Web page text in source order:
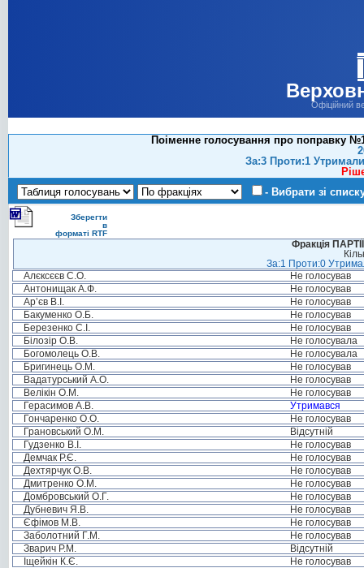
Офіційний
Поіменне голосування про поправку
За:3 Проти:1
- Вибрати зі
Зберегти
в
форматі RTF
Фракція
За:1 Проти:0
Алєксєєв С.О.
Не голосував
Антонищак А.Ф.
Не голосував
Ар’єв В.І.
Не голосував
Бакуменко О.Б.
Не голосував
Березенко С.І.
Не голосував
Білозір О.В.
Не голосувала
Богомолець О.В.
Не голосувала
Бригинець О.М.
Не голосував
Вадатурський А.О.
Не голосував
Велікін О.М.
Не голосував
Герасимов А.В.
Утримався
Гончаренко О.О.
Не голосував
Грановський О.М.
Відсутній
Гудзенко В.І.
Не голосував
Демчак Р.Є.
Не голосував
Дехтярчук О.В.
Не голосував
Дмитренко О.М.
Не голосував
Домбровський О.Г.
Не голосував
Дубневич Я.В.
Не голосував
Єфімов М.В.
Не голосував
Заболотний Г.М.
Не голосував
Зварич Р.М.
Відсутній
Іщейкін К.Є.
Не голосував